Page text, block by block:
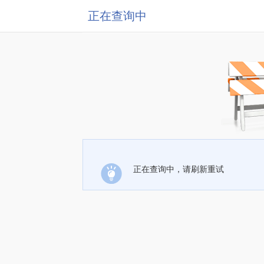
正在查询中
正在查询中，请刷新重试